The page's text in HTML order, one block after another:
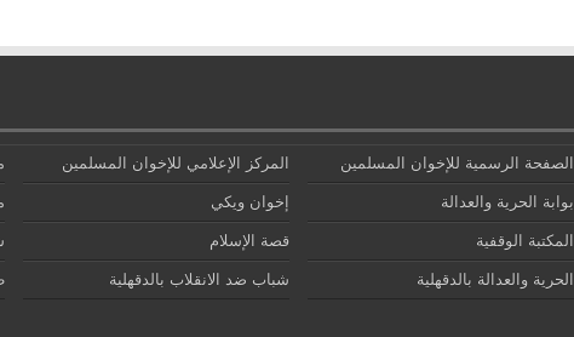
الصفحة الرسمية للإخوان المسلمين المركز الإعلامي للإخوان المسلمين
بوابة الحرية والعدالة إخوان ويكي
المكتبة الوقفية قصة الإسلام
الحرية والعدالة بالدقهلية شباب ضد الانقلاب بالدقهلية